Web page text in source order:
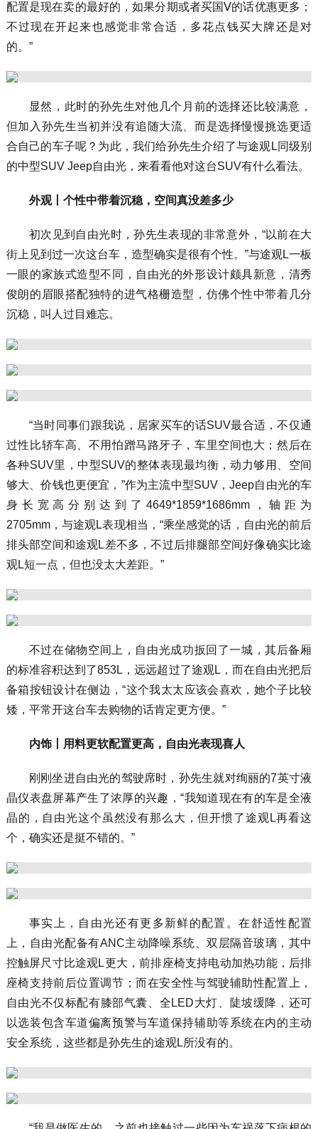
配置是现在卖的最好的，如果分期或者买国Ⅴ的话优惠更多；
不过现在开起来也感觉非常合适，多花点钱买大牌还是对
的。”
显然，此时的孙先生对他几个月前的选择还比较满意，
但加入孙先生当初并没有追随大流、而是选择慢慢挑选更适
合自己的车子呢？为此，我们给孙先生介绍了与途观L同级别
的中型SUV Jeep自由光，来看看他对这台SUV有什么看法。
外观丨个性中带着沉稳，空间真没差多少
初次见到自由光时，孙先生表现的非常意外，“以前在大
街上见到过一次这台车，造型确实是很有个性。”与途观L一板
一眼的家族式造型不同，自由光的外形设计颇具新意，清秀
俊朗的眉眼搭配独特的进气格栅造型，仿佛个性中带着几分
沉稳，叫人过目难忘。
“当时同事们跟我说，居家买车的话SUV最合适，不仅通
过性比轿车高、不用怕蹭马路牙子，车里空间也大；然后在
各种SUV里，中型SUV的整体表现最均衡，动力够用、空间
够大、价钱也更便宜，”作为主流中型SUV，Jeep自由光的车
身长宽高分别达到了4649*1859*1686mm，轴距为
2705mm，与途观L表现相当，“乘坐感觉的话，自由光的前后
排头部空间和途观L差不多，不过后排腿部空间好像确实比途
观L短一点，但也没太大差距。”
不过在储物空间上，自由光成功扳回了一城，其后备厢
的标准容积达到了853L，远远超过了途观L，而在自由光把后
备箱按钮设计在侧边，“这个我太太应该会喜欢，她个子比较
矮，平常开这台车去购物的话肯定更方便。”
内饰丨用料更软配置更高，自由光表现喜人
刚刚坐进自由光的驾驶席时，孙先生就对绚丽的7英寸液
晶仪表盘屏幕产生了浓厚的兴趣，“我知道现在有的车是全液
晶的，自由光这个虽然没有那么大，但开惯了途观L再看这
个，确实还是挺不错的。”
事实上，自由光还有更多新鲜的配置。在舒适性配置
上，自由光配备有ANC主动降噪系统、双层隔音玻璃，其中
控触屏尺寸比途观L更大，前排座椅支持电动加热功能，后排
座椅支持前后位置调节；而在安全性与驾驶辅助性配置上，
自由光不仅标配有膝部气囊、全LED大灯、陡坡缓降，还可
以选装包含车道偏离预警与车道保持辅助等系统在内的主动
安全系统，这些都是孙先生的途观L所没有的。